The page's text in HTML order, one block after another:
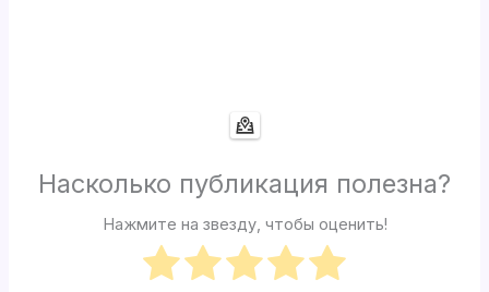
Насколько публикация полезна?
Нажмите на звезду, чтобы оценить!